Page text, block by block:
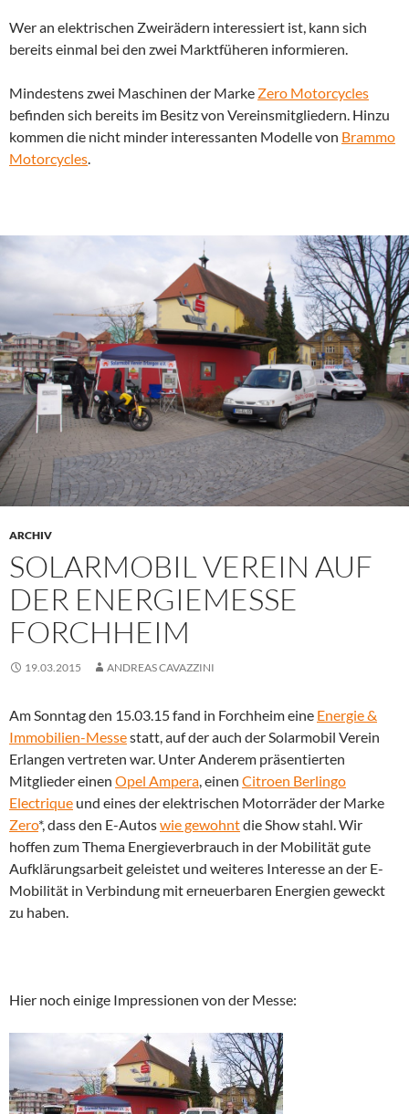
Wer an elektrischen Zweirädern interessiert ist, kann sich
bereits einmal bei den zwei Marktfüheren informieren.
Mindestens zwei Maschinen der Marke Zero Motorcycles
befinden sich bereits im Besitz von Vereinsmitgliedern. Hinzu
kommen die nicht minder interessanten Modelle von Brammo
Motorcycles.
ARCHIV
SOLARMOBIL VEREIN AUF
DER ENERGIEMESSE
FORCHHEIM
19.03.2015 ANDREAS CAVAZZINI
Am Sonntag den 15.03.15 fand in Forchheim eine Energie &
Immobilien-Messestatt, auf der auch der Solarmobil Verein
Erlangen vertreten war. Unter Anderem präsentierten
Mitglieder einen Opel Ampera, einen Citroen Berlingo
Electrique und eines der elektrischen Motorräder der Marke
Zero*, dass den E-Autoswie gewohntdie Show stahl. Wir
hoffen zum Thema Energieverbrauch in der Mobilität gute
Aufklärungsarbeit geleistet und weiteres Interesse an der E-
Mobilität in Verbindung mit erneuerbaren Energien geweckt
zu haben.
Hier noch einige Impressionen von der Messe: